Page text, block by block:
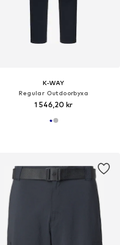
K-WAY
Regular Outdoorbyxa
1 546,20 kr